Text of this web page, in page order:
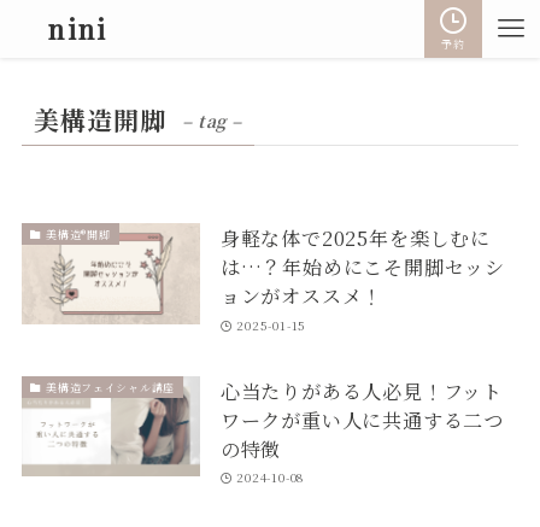
nini 予約
美構造開脚 – tag –
美構造®開脚
身軽な体で2025年を楽しむに
は…？年始めにこそ開脚セッシ
ョンがオススメ！
2025-01-15
美構造フェイシャル講座
心当たりがある人必見！フット
ワークが重い人に共通する二つ
の特徴
2024-10-08